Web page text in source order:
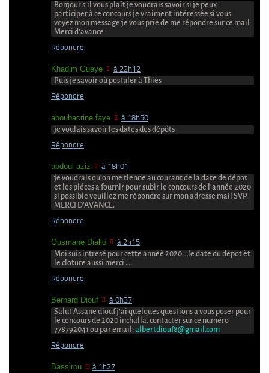
Bonjour s’il vous plaît je voudrais savoir si je peux
participer à ce concours je vraiment intéressée si vous
voyez mon message je vous prie de me répondre sur ce mail
Merci d’avance
Répondre
Khadim Gueye à 22h12
Puis je savoir où postuler à Thiès
Répondre
aboubacrine faye à 18h50
je voulais savoir les dates des dépôts
Répondre
abdoul aziz à 18h01
je voudrais qu’on me tienne au courant de la date de dépot
et les piéces a fournir pour subir le concours de l’année 2020
si possible.veuillez me répondre sur mon adresse mail SVP.
MERCI D’AVANCE.
Répondre
Ousmane Diallo à 2h15
Moi suis intresé pour cette annèè 2020 …le date du dépot èt
le cloture aussi merci ….
Répondre
Bernard Diouf à 0h37
Salut Assane diouf j’ai quelques questions a vous poser pour
le concours de 2020 inchalla. contacter sur ce numéro
778792041 ou par email: albertdiouf8@gmail.com
Répondre
Bassirou à 1h27